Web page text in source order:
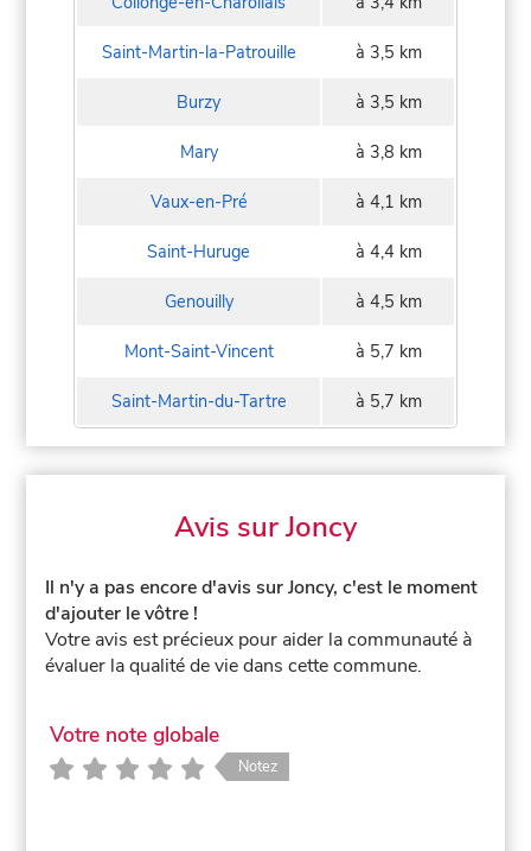
Saint-Martin-la-Patrouille à 3,5 km
Burzy à 3,5 km
Mary à 3,8 km
Vaux-en-Pré à 4,1 km
Saint-Huruge à 4,4 km
Genouilly à 4,5 km
Mont-Saint-Vincent à 5,7 km
Saint-Martin-du-Tartre à 5,7 km
Avis sur Joncy
Il n'y a pas encore d'avis sur Joncy, c'est le moment
d'ajouter le vôtre !
Votre avis est précieux pour aider la communauté à
évaluer la qualité de vie dans cette commune.
Votre note globale
Notez